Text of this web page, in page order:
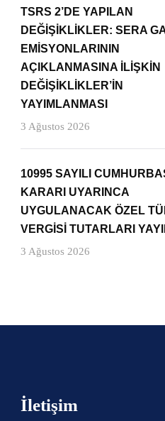
TSRS 2’DE YAPILAN
DEĞİŞİKLİKLER: SERA
EMİSYONLARININ
AÇIKLANMASINA İLİŞKİN
DEĞİŞİKLİKLER’İN
YAYIMLANMASI
3 Ağustos 2026
10995 SAYILI
KARARI UYARINCA
UYGULANACAK ÖZEL
VERGİSİ TUTARLARI
3 Ağustos 2026
İletişim